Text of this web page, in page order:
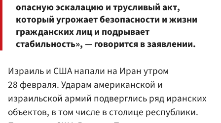
опасную эскалацию и трусливый акт,
который угрожает безопасности и жизни
гражданских лиц и подрывает
стабильность», — говорится в заявлении.
Израиль и США напали на Иран утром
28 февраля. Ударам американской и
израильской армий подверглись ряд иранских
объектов, в том числе в столице республики.